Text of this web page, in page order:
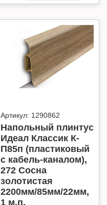
Артикул: 1290862
Напольный плинтус
Идеал Классик К-
П85п (пластиковый
с кабель-каналом),
272 Сосна
золотистая
2200мм/85мм/22мм,
1 м.п.